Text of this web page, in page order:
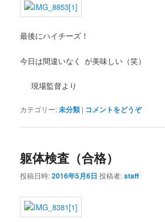
最後にハイチーズ！
今日は間違いなく が美味しい（笑）
現場監督より
カテゴリー:未分類 | コメントをどうぞ
躯体検査（合格）
投稿日時:2016年5月6日 投稿者:staff